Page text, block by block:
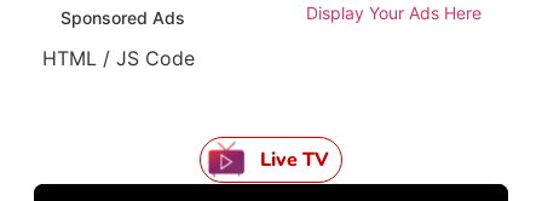
Sponsored Ads Display Your Ads Here
HTML / JS Code
Live TV